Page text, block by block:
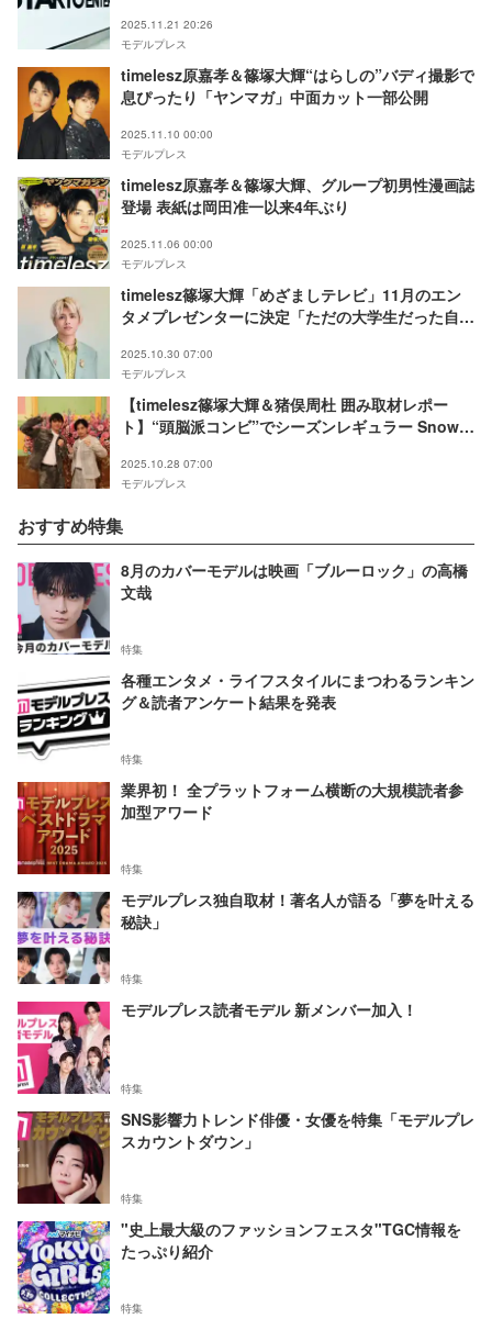
2025.11.21 20:26
モデルプレス
timelesz原嘉孝＆篠塚大輝“はらしの”バディ撮影で
息ぴったり「ヤンマガ」中面カット一部公開
2025.11.10 00:00
モデルプレス
timelesz原嘉孝＆篠塚大輝、グループ初男性漫画誌
登場 表紙は岡田准一以来4年ぶり
2025.11.06 00:00
モデルプレス
timelesz篠塚大輝「めざましテレビ」11月のエン
タメプレゼンターに決定「ただの大学生だった自分
2025.10.30 07:00
モデルプレス
【timelesz篠塚大輝＆猪俣周杜 囲み取材レポー
ト】“頭脳派コンビ”でシーズンレギュラー Snow
らいました」
2025.10.28 07:00
モデルプレス
おすすめ特集
8月のカバーモデルは映画「ブルーロック」の高橋
文哉
特集
各種エンタメ・ライフスタイルにまつわるランキン
グ＆読者アンケート結果を発表
特集
業界初！ 全プラットフォーム横断の大規模読者参
加型アワード
特集
モデルプレス独自取材！著名人が語る「夢を叶える
秘訣」
特集
モデルプレス読者モデル 新メンバー加入！
特集
SNS影響力トレンド俳優・女優を特集「モデルプレ
スカウントダウン」
特集
"史上最大級のファッションフェスタ"TGC情報を
たっぷり紹介
特集